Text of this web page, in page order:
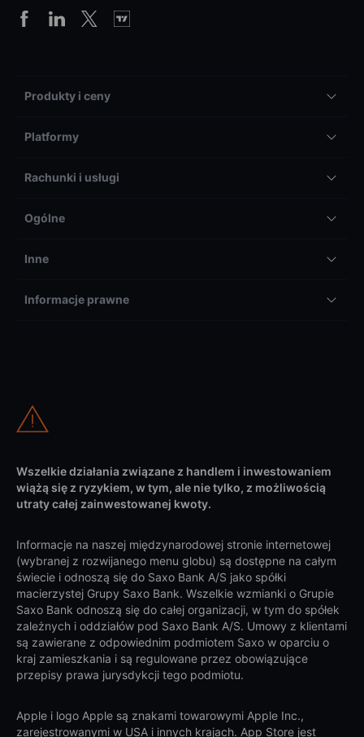
Produkty i ceny
Platformy
Rachunki i usługi
Ogólne
Inne
Informacje prawne
Wszelkie działania związane z handlem i inwestowaniem
wiążą się z ryzykiem, w tym, ale nie tylko, z możliwością
utraty całej zainwestowanej kwoty.
Informacje na naszej międzynarodowej stronie internetowej
(wybranej z rozwijanego menu globu) są dostępne na całym
świecie i odnoszą się do Saxo Bank A/S jako spółki
macierzystej Grupy Saxo Bank. Wszelkie wzmianki o Grupie
Saxo Bank odnoszą się do całej organizacji, w tym do spółek
zależnych i oddziałów pod Saxo Bank A/S. Umowy z klientami
są zawierane z odpowiednim podmiotem Saxo w oparciu o
kraj zamieszkania i są regulowane przez obowiązujące
przepisy prawa jurysdykcji tego podmiotu.
Apple i logo Apple są znakami towarowymi Apple Inc.,
zarejestrowanymi w USA i innych krajach. App Store jest